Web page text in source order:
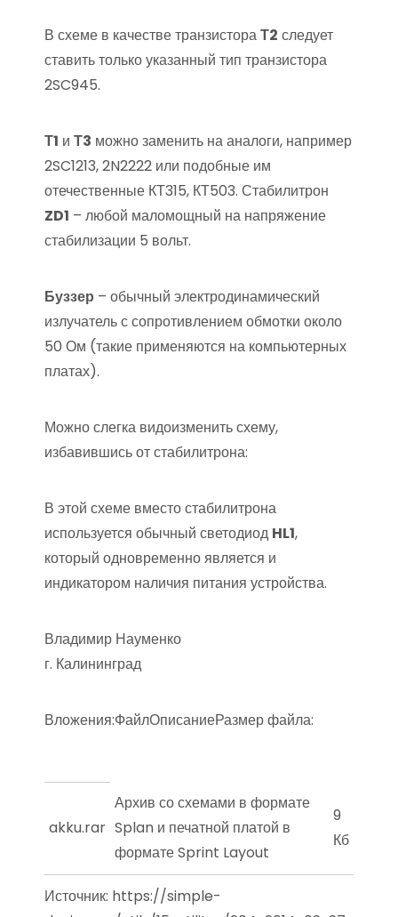
В схеме в качестве транзистораТ2 следует
ставить только указанный тип транзистора
2SC945.
Т1 и Т3 можно заменить на аналоги, например
2SC1213, 2N2222 или подобные им
отечественные КТ315, КТ503. Стабилитрон
ZD1 – любой маломощный на напряжение
стабилизации 5 вольт.
Буззер – обычный электродинамический
излучатель с сопротивлением обмотки около
50 Ом (такие применяются на компьютерных
платах).
Можно слегка видоизменить схему,
избавившись от стабилитрона:
В этой схеме вместо стабилитрона
используется обычный светодиод HL1,
который одновременно является и
индикатором наличия питания устройства.
Владимир Науменко
г. Калининград
Вложения:ФайлОписаниеРазмер файла:
akku.rar
Архив со схемами в формате
Splan и печатной платой в
формате Sprint Layout
9
Кб
Источник: https://simple-